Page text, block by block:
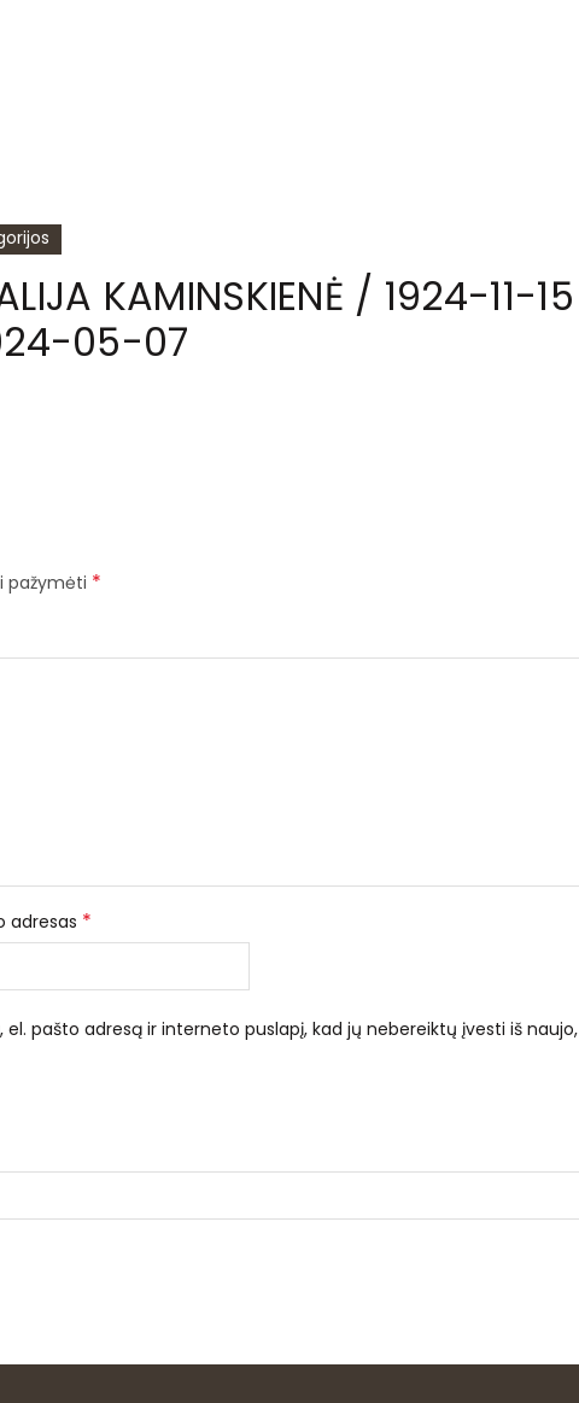
KAMINSKIENĖ / 1924-11-15
05-07
pažymėti *
adresas *
pašto adresą ir interneto puslapį, kad jų nebereiktų įvesti iš naujo,